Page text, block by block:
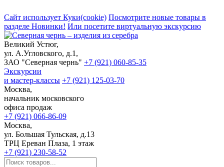
Сайт использует Куки(cookie) Посмотрите новые товары в
разделе Новинки! Или посетите виртуальную экскурсию
Великий Устюг,
ул. А.Угловского, д.1,
ЗАО "Северная чернь" +7 (921) 060-85-35
Экскурсии
и мастер-классы +7 (921) 125-03-70
Москва,
начальник московского
офиса продаж
+7 (921) 066-86-09
Москва,
ул. Большая Тульская, д.13
ТРЦ Ереван Плаза, 1 этаж
+7 (921) 230-58-52